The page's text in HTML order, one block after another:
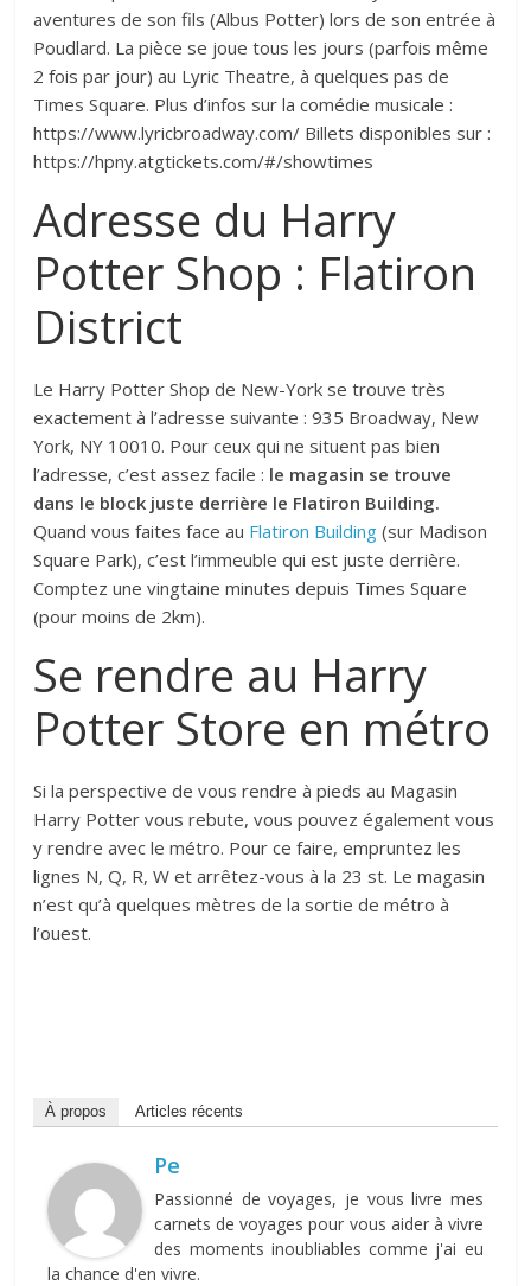
aventures de son fils (Albus Potter) lors de son entrée à
Poudlard. La pièce se joue tous les jours (parfois même
2 fois par jour) au Lyric Theatre, à quelques pas de
Times Square. Plus d’infos sur la comédie musicale :
https://www.lyricbroadway.com/ Billets disponibles sur :
https://hpny.atgtickets.com/#/showtimes
Adresse du Harry
Potter Shop : Flatiron
District
Le Harry Potter Shop de New-York se trouve très
exactement à l’adresse suivante : 935 Broadway, New
York, NY 10010. Pour ceux qui ne situent pas bien
l’adresse, c’est assez facile : le magasin se trouve
dans le block juste derrière le Flatiron Building.
Quand vous faites face au Flatiron Building (sur Madison
Square Park), c’est l’immeuble qui est juste derrière.
Comptez une vingtaine minutes depuis Times Square
(pour moins de 2km).
Se rendre au Harry
Potter Store en métro
Si la perspective de vous rendre à pieds au Magasin
Harry Potter vous rebute, vous pouvez également vous
y rendre avec le métro. Pour ce faire, empruntez les
lignes N, Q, R, W et arrêtez-vous à la 23 st. Le magasin
n’est qu’à quelques mètres de la sortie de métro à
l’ouest.
À propos Articles récents
Pe
Passionné de voyages, je vous livre mes
carnets de voyages pour vous aider à vivre
des moments inoubliables comme j'ai eu
la chance d'en vivre.